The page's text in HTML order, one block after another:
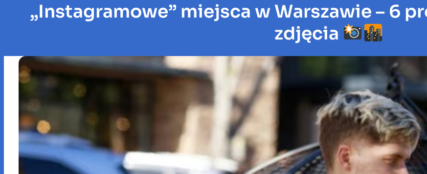
„Instagramowe” miejsca w Warszawie – 6
zdjęcia